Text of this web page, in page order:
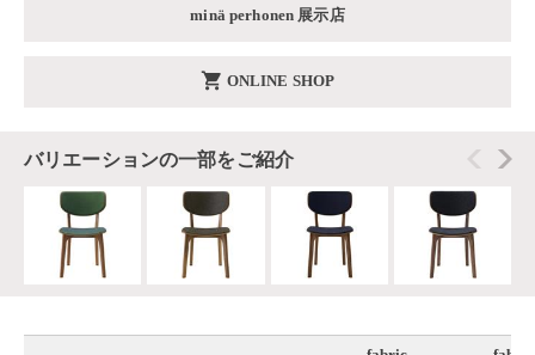
minä perhonen 展示店
shopping_cart ONLINE SHOP
バリエーションの一部をご紹介